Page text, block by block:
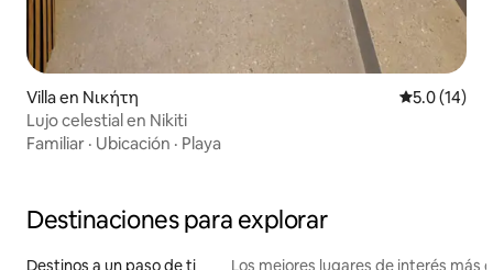
Villa en Νικήτη Calificación
5.0 (14)
Lujo celestial en Nikiti
Familiar · Ubicación · Playa
Destinaciones para explorar